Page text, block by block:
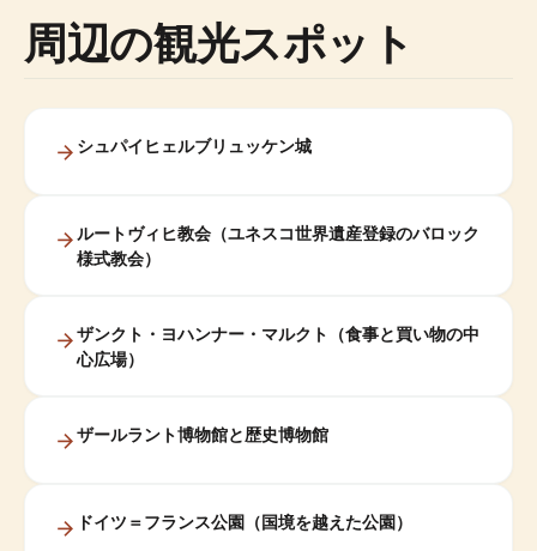
周辺の観光スポット
シュパイヒェルブリュッケン城
ルートヴィヒ教会（ユネスコ世界遺産登録のバロック
様式教会）
ザンクト・ヨハンナー・マルクト（食事と買い物の中
心広場）
ザールラント博物館と歴史博物館
ドイツ＝フランス公園（国境を越えた公園）